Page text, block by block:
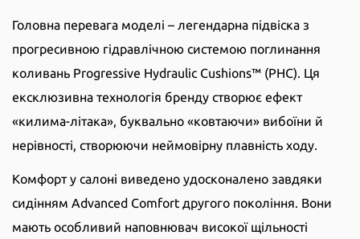
Головна перевага моделі – легендарна підвіска з
прогресивною гідравлічною системою поглинання
коливань Progressive Hydraulic Cushions™ (PHC). Ця
ексклюзивна технологія бренду створює ефект
«килима-літака», буквально «ковтаючи» вибоїни й
нерівності, створюючи неймовірну плавність ходу.
Комфорт у салоні виведено удосконалено завдяки
сидінням Advanced Comfort другого покоління. Вони
мають особливий наповнювач високої щільності